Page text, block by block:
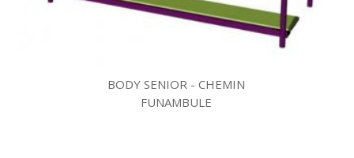
BODY SENIOR - CHEMIN
FUNAMBULE